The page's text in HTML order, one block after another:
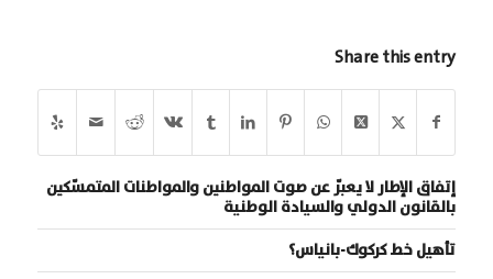
Share this entry
إتفاق الإطار لا يعبّر عن صوت المواطنين والمواطنات المتمسّكين
بالقانون الدولي والسيادة الوطنية
تأهيل خط كركوك-بانياس؟